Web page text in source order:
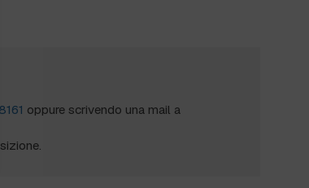
oppure scrivendo una mail a